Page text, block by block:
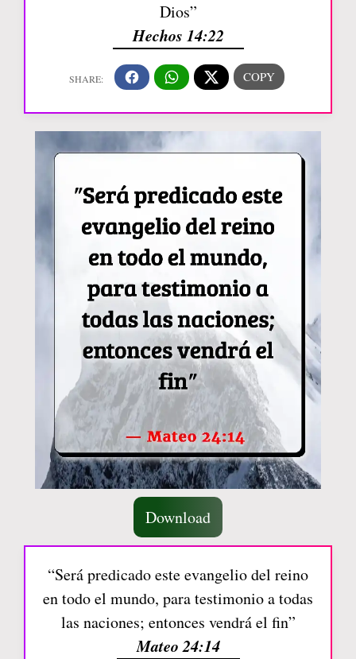
Dios”
Hechos 14:22
Download
“Será predicado este evangelio del reino
en todo el mundo, para testimonio a todas
las naciones; entonces vendrá el fin”
Mateo 24:14